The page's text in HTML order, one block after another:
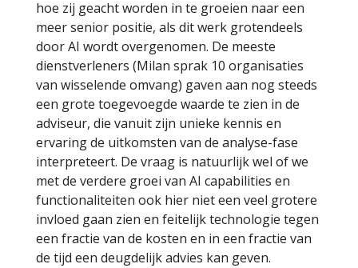
hoe zij geacht worden in te groeien naar een
meer senior positie, als dit werk grotendeels
door AI wordt overgenomen. De meeste
dienstverleners (Milan sprak 10 organisaties
van wisselende omvang) gaven aan nog steeds
een grote toegevoegde waarde te zien in de
adviseur, die vanuit zijn unieke kennis en
ervaring de uitkomsten van de analyse-fase
interpreteert. De vraag is natuurlijk wel of we
met de verdere groei van AI capabilities en
functionaliteiten ook hier niet een veel grotere
invloed gaan zien en feitelijk technologie tegen
een fractie van de kosten en in een fractie van
de tijd een deugdelijk advies kan geven.